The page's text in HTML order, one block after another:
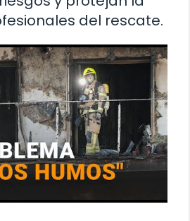
del rescate.